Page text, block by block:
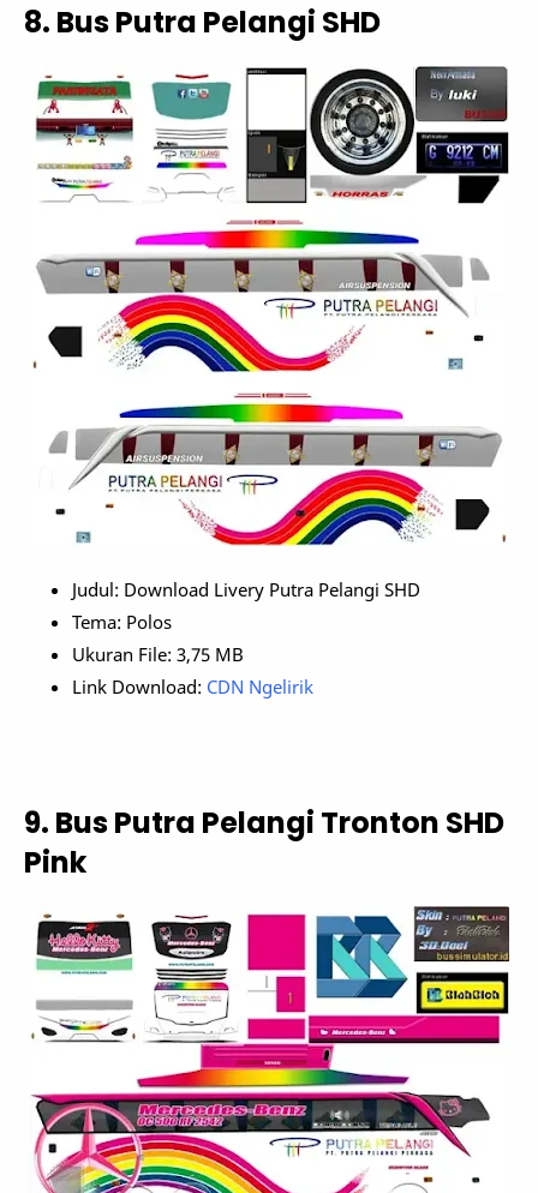
8. Bus Putra Pelangi SHD
Judul: Download Livery Putra Pelangi SHD
Tema: Polos
Ukuran File: 3,75 MB
Link Download: CDN Ngelirik
9. Bus Putra Pelangi Tronton SHD
Pink